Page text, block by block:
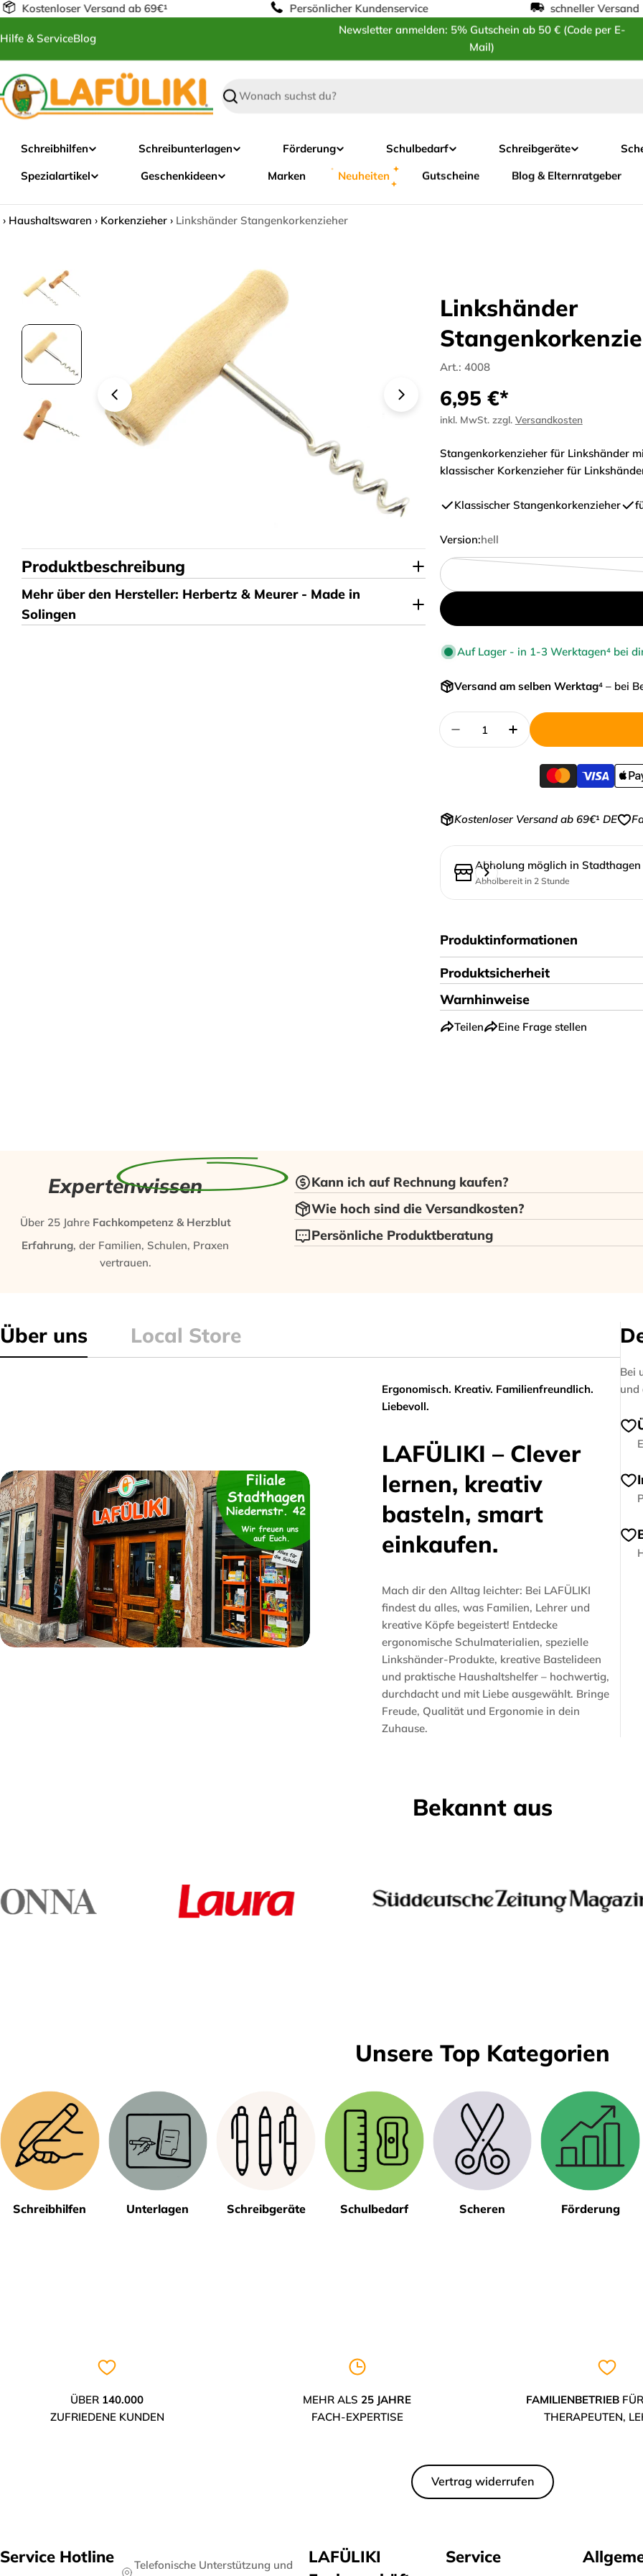
Zum
springen
Kostenloser Versand ab 69€¹ ------------------ Persönlicher Kundenservice ------------------ schneller Versand in
Hilfe & ServiceBlog
Newsletter anmelden: 5% Gutschein ab 50 € (Code per E-
Mail)
Suchen
Schreibhilfen Schreibunterlagen Förderung Schulbedarf Schreibgeräte
Spezialartikel
Geschenkideen Marken Neuheiten Gutscheine Blog & Elternratgeber
Startseite
› Haushaltswaren › Korkenzieher › Linkshänder Stangenkorkenzieher
Produktbeschreibung
Mehr über den Hersteller: Herbertz & Meurer - Made in
Solingen
Linkshänder
Art.: 4008
Regulärer
Preis
6,95 €*
inkl. MwSt. zzgl. Versandkosten
Stangenkorkenzieher für Linkshänder
klassischer Korkenzieher für
Klassischer Stangenkorkenzieher
Version:hell
Auf Lager - in 1-3 Werktagen⁴ bei
Versand am selben Werktag⁴ – bei
Menge
Menge für Linkshänder
Menge für
Kostenloser Versand ab 69€¹ DE
Abholung möglich in
Abholbereit in 2 Stunde
Produktinformationen
Produktsicherheit
Warnhinweise
Teilen Eine Frage stellen
Expertenwissen
Über 25 Jahre Fachkompetenz & Herzblut
Erfahrung, der Familien, Schulen, Praxen
vertrauen.
Kann ich auf Rechnung kaufen?
Wie hoch sind die Versandkosten?
Persönliche Produktberatung
Über uns Local Store
Ergonomisch. Kreativ. Familienfreundlich.
Liebevoll.
LAFÜLIKI – Clever
lernen, kreativ
basteln, smart
einkaufen.
Mach dir den Alltag leichter: Bei LAFÜLIKI
findest du alles, was Familien, Lehrer und
kreative Köpfe begeistert! Entdecke
ergonomische Schulmaterialien, spezielle
Linkshänder-Produkte, kreative Bastelideen
und praktische Haushaltshelfer – hochwertig,
durchdacht und mit Liebe ausgewählt. Bringe
Freude, Qualität und Ergonomie in dein
Zuhause.
Bei
und
Bekannt aus
Unsere Top Kategorien
Schreibhilfen Unterlagen Schreibgeräte Schulbedarf Scheren Förderung
ÜBER 140.000
ZUFRIEDENE KUNDEN
MEHR ALS25 JAHRE
FACH-EXPERTISE
FAMILIENBETRIEB
THERAPEUTEN,
Vertrag widerrufen
Service Hotline
Telefonische Unterstützung und
LAFÜLIKI
Service